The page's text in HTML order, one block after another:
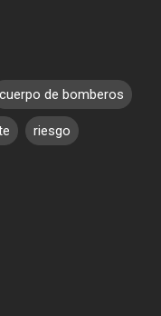
cuerpo de bomberos
riesgo